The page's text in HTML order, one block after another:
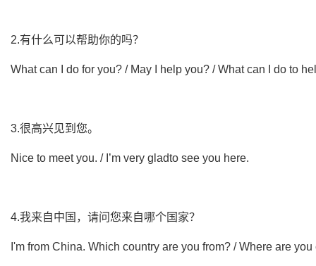
2.有什么可以帮助你的吗？
What can I do for you? / May I help you? / What can I do to
3.很高兴见到您。
Nice to meet you. / I’m very gladto see you here.
4.我来自中国，请问您来自哪个国家？
I'm from China. Which country are you from? / Where are you